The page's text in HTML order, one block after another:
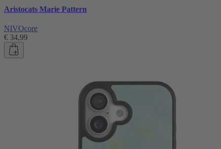
Aristocats Marie Pattern
NIVOcore
€ 34,99